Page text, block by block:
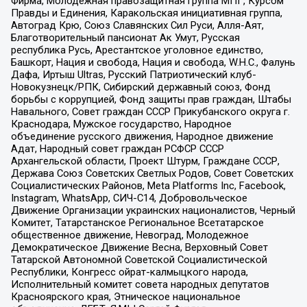
Правды и Единения, Каракольская инициативная группа,
Автоград Крю, Союз Славянских Сил Руси, Алля-Аят,
Благотворительный пансионат Ак Умут, Русская
республика Русь, Арестантское уголовное единство,
Башкорт, Нация и свобода, Нация и свобода, W.H.С., Фалунь
Дафа, Иртыш Ultras, Русский Патриотический клуб-
Новокузнецк/РПК, Сибирский державный союз, Фонд
борьбы с коррупцией, Фонд защиты прав граждан, Штабы
Навального, Совет граждан СССР Прикубанского округа г.
Краснодара, Мужское государство, Народное
объединение русского движения, Народное движение
Адат, Народный совет граждан РСФСР СССР
Архангельской области, Проект Штурм, Граждане СССР,
Держава Союз Советских Светлых Родов, Совет Советских
Социалистических Районов, Meta Platforms Inc, Facebook,
Instagram, WhatsApp, СИЧ-С14, Добровольческое
Движение Организации украинских националистов, Черный
Комитет, Татарстанское Региональное Всетатарское
общественное движение, Невоград, Молодежное
Демократическое Движение Весна, Верховный Совет
Татарской Автономной Советской Социалистической
Республики, Конгресс ойрат-калмыцкого народа,
Исполнительный комитет совета народных депутатов
Красноярского края, Этническое национальное